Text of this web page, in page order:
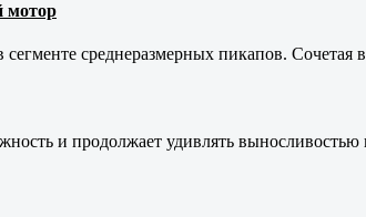
мотор
среднеразмерных пикапов. Сочетая
и продолжает удивлять выносливостью